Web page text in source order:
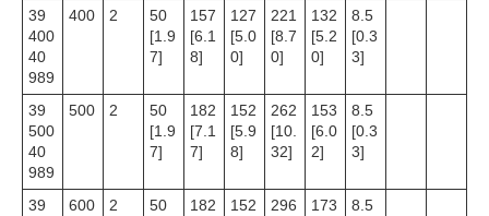
39
400
40
989
400 2
50
[1.9
7]
157
[6.1
8]
127
[5.0
0]
221
[8.7
0]
132
[5.2
0]
8.5
[0.3
3]
39
500
40
989
500 2
50
[1.9
7]
182
[7.1
7]
152
[5.9
8]
262
[10.
32]
153
[6.0
2]
8.5
[0.3
3]
39
600 2
50
182
152
296
173
8.5